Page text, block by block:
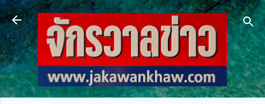
ข้ามไปที่เนื้อหาหลัก